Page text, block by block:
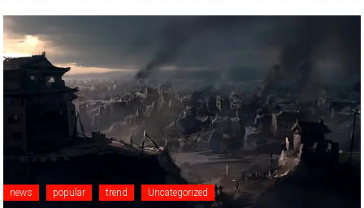
news popular trend Uncategorized